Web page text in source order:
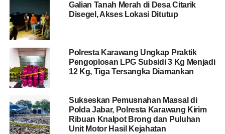
Galian Tanah Merah di Desa Citarik
Disegel, Akses Lokasi Ditutup
Polresta Karawang Ungkap Praktik
Pengoplosan LPG Subsidi 3 Kg Menjadi
12 Kg, Tiga Tersangka Diamankan
Sukseskan Pemusnahan Massal di
Polda Jabar, Polresta Karawang Kirim
Ribuan Knalpot Brong dan Puluhan
Unit Motor Hasil Kejahatan